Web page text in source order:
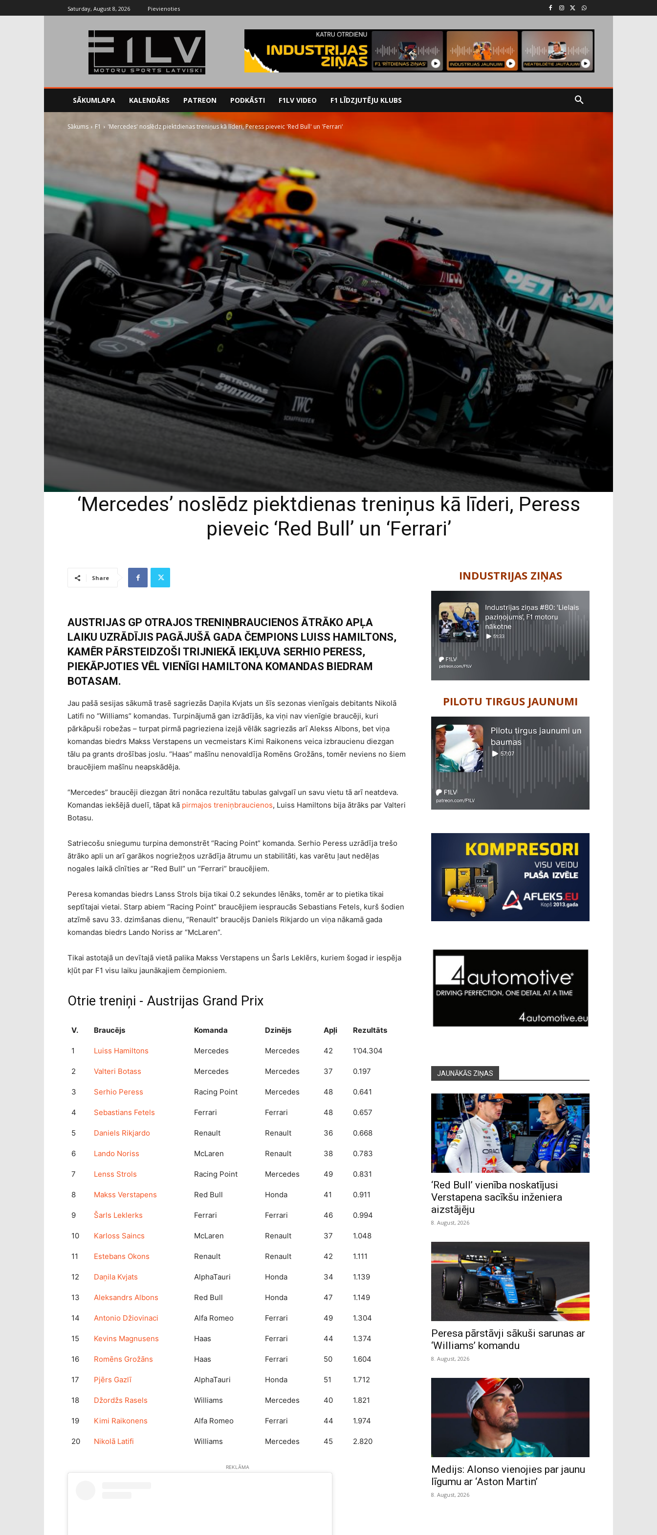
Saturday, August 8, 2026 Pievienoties
SĀKUMLAPA KALENDĀRS PATREON PODKĀSTI F1LV VIDEO F1 LĪDZJUTĒJU KLUBS
Sākums F1 'Mercedes' noslēdz piektdienas treniņus kā līderi, Peress pieveic 'Red Bull' un 'Ferrari'
‘Mercedes’ noslēdz piektdienas treniņus kā līderi, Peress
pieveic ‘Red Bull’ un ‘Ferrari’
Share
AUSTRIJAS GP OTRAJOS TRENIŅBRAUCIENOS ĀTRĀKO APĻA
LAIKU UZRĀDĪJIS PAGĀJUŠĀ GADA ČEMPIONS LUISS HAMILTONS,
KAMĒR PĀRSTEIDZOŠI TRIJNIEKĀ IEKĻUVA SERHIO PERESS,
PIEKĀPJOTIES VĒL VIENĪGI HAMILTONA KOMANDAS BIEDRAM
BOTASAM.
Jau pašā sesijas sākumā trasē sagriezās Daņila Kvjats un šīs sezonas vienīgais debitants Nikolā
Latifi no “Williams” komandas. Turpinājumā gan izrādījās, ka viņi nav vienīgie braucēji, kuri
pārkāpuši robežas – turpat pirmā pagrieziena izejā vēlāk sagriezās arī Alekss Albons, bet viņa
komandas biedrs Makss Verstapens un vecmeistars Kimi Raikonens veica izbraucienu diezgan
tālu pa grants drošības joslu. “Haas” mašīnu nenovaldīja Romēns Grožāns, tomēr neviens no šiem
braucējiem mašīnu neapskādēja.
“Mercedes” braucēji diezgan ātri nonāca rezultātu tabulas galvgalī un savu vietu tā arī neatdeva.
Komandas iekšējā duelī, tāpat kā pirmajos treniņbraucienos, Luiss Hamiltons bija ātrāks par Valteri
Botasu.
Satriecošu sniegumu turpina demonstrēt “Racing Point” komanda. Serhio Peress uzrādīja trešo
ātrāko apli un arī garākos nogriežņos uzrādīja ātrumu un stabilitāti, kas varētu ļaut nedēļas
nogales laikā cīnīties ar “Red Bull” un “Ferrari” braucējiem.
Peresa komandas biedrs Lanss Strols bija tikai 0.2 sekundes lēnāks, tomēr ar to pietika tikai
septītajai vietai. Starp abiem “Racing Point” braucējiem iespraucās Sebastians Fetels, kurš šodien
atzīmē savu 33. dzimšanas dienu, “Renault” braucējs Daniels Rikjardo un viņa nākamā gada
komandas biedrs Lando Noriss ar “McLaren”.
Tikai astotajā un devītajā vietā palika Makss Verstapens un Šarls Leklērs, kuriem šogad ir iespēja
kļūt par F1 visu laiku jaunākajiem čempioniem.
Otrie treniņi - Austrijas Grand Prix
V. Braucējs Komanda Dzinējs Apļi Rezultāts
1 Luiss Hamiltons Mercedes Mercedes 42 1'04.304
2 Valteri Botass Mercedes Mercedes 37 0.197
3 Serhio Peress Racing Point Mercedes 48 0.641
4 Sebastians Fetels Ferrari Ferrari 48 0.657
5 Daniels Rikjardo Renault Renault 36 0.668
6 Lando Noriss McLaren Renault 38 0.783
7 Lenss Strols Racing Point Mercedes 49 0.831
8 Makss Verstapens Red Bull Honda 41 0.911
9 Šarls Leklerks Ferrari Ferrari 46 0.994
10 Karloss Saincs McLaren Renault 37 1.048
11 Estebans Okons Renault Renault 42 1.111
12 Daņila Kvjats AlphaTauri Honda 34 1.139
13 Aleksandrs Albons Red Bull Honda 47 1.149
14 Antonio Džiovinaci Alfa Romeo Ferrari 49 1.304
15 Kevins Magnusens Haas Ferrari 44 1.374
16 Romēns Grožāns Haas Ferrari 50 1.604
17 Pjērs Gazlī AlphaTauri Honda 51 1.712
18 Džordžs Rasels Williams Mercedes 40 1.821
19 Kimi Raikonens Alfa Romeo Ferrari 44 1.974
20 Nikolā Latifi Williams Mercedes 45 2.820
REKLĀMA
INDUSTRIJAS ZIŅAS
PILOTU TIRGUS JAUNUMI
JAUNĀKĀS ZIŅAS
‘Red Bull’ vienība noskatījusi
Verstapena sacīkšu inženiera
aizstājēju
8. August, 2026
Peresa pārstāvji sākuši sarunas ar
‘Williams’ komandu
8. August, 2026
Medijs: Alonso vienojies par jaunu
līgumu ar ‘Aston Martin’
8. August, 2026